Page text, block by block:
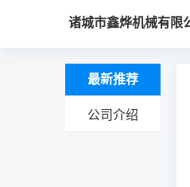
诸城市鑫烨机械有限
最新推荐
公司介绍